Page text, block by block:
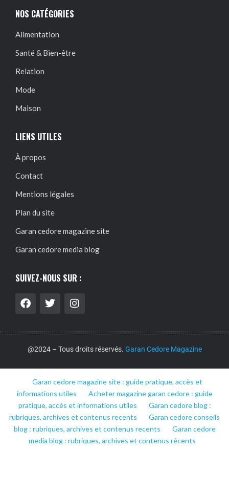
NOS CATÉGORIES
Alimentation
Santé & Bien-être
Relation
Mode
Maison
LIENS UTILES
À propos
Contact
Mentions légales
Plan du site
Garan cedore magazine site
Garan cedore media blog
SUIVEZ-NOUS SUR :
@2024 – Tous droits réservés. Garan Cedore Magazine
Garan cedore magazine site : guide pratique, accès et
informations utiles
Acheter magazine garan cedore : guide
pratique, accès et informations utiles
Garan cedore blog :
rubriques, archives et contenus recents
Garan cedore conseils
blog : rubriques, archives et contenus recents
Garan cedore
media blog : rubriques, archives et contenus récents